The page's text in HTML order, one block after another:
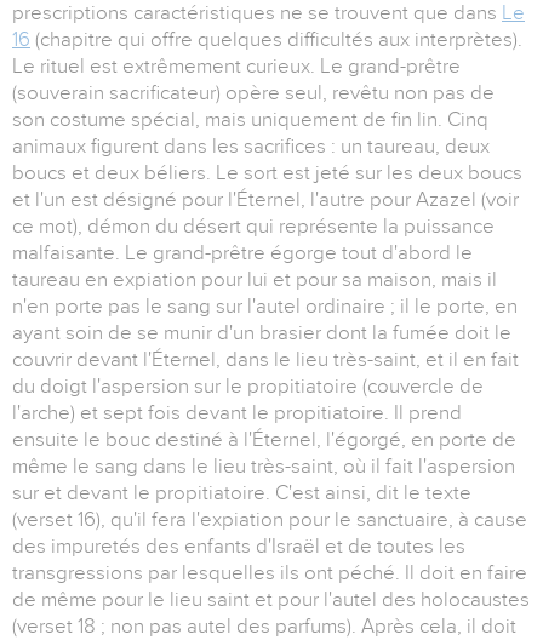
prescriptions caractéristiques ne se trouvent que dans Le
16 (chapitre qui offre quelques difficultés aux interprètes).
Le rituel est extrêmement curieux. Le grand-prêtre
(souverain sacrificateur) opère seul, revêtu non pas de
son costume spécial, mais uniquement de fin lin. Cinq
animaux figurent dans les sacrifices : un taureau, deux
boucs et deux béliers. Le sort est jeté sur les deux boucs
et l'un est désigné pour l'Éternel, l'autre pour Azazel (voir
ce mot), démon du désert qui représente la puissance
malfaisante. Le grand-prêtre égorge tout d'abord le
taureau en expiation pour lui et pour sa maison, mais il
n'en porte pas le sang sur l'autel ordinaire ; il le porte, en
ayant soin de se munir d'un brasier dont la fumée doit le
couvrir devant l'Éternel, dans le lieu très-saint, et il en fait
du doigt l'aspersion sur le propitiatoire (couvercle de
l'arche) et sept fois devant le propitiatoire. Il prend
ensuite le bouc destiné à l'Éternel, l'égorgé, en porte de
même le sang dans le lieu très-saint, où il fait l'aspersion
sur et devant le propitiatoire. C'est ainsi, dit le texte
(verset 16), qu'il fera l'expiation pour le sanctuaire, à cause
des impuretés des enfants d'Israël et de toutes les
transgressions par lesquelles ils ont péché. Il doit en faire
de même pour le lieu saint et pour l'autel des holocaustes
(verset 18 ; non pas autel des parfums). Après cela, il doit